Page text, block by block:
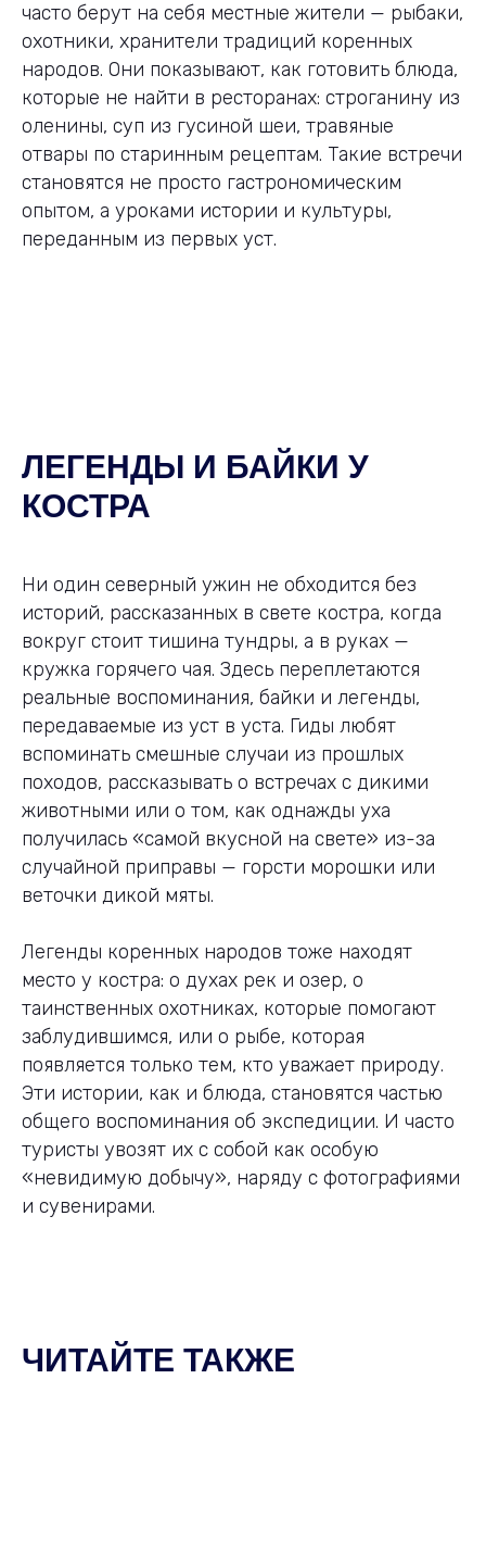
часто берут на себя местные жители — рыбаки,
охотники, хранители традиций коренных
народов. Они показывают, как готовить блюда,
которые не найти в ресторанах: строганину из
оленины, суп из гусиной шеи, травяные
отвары по старинным рецептам. Такие встречи
становятся не просто гастрономическим
опытом, а уроками истории и культуры,
переданным из первых уст.
ЛЕГЕНДЫ И БАЙКИ У
КОСТРА
Ни один северный ужин не обходится без
историй, рассказанных в свете костра, когда
вокруг стоит тишина тундры, а в руках —
кружка горячего чая. Здесь переплетаются
реальные воспоминания, байки и легенды,
передаваемые из уст в уста. Гиды любят
вспоминать смешные случаи из прошлых
походов, рассказывать о встречах с дикими
животными или о том, как однажды уха
получилась «самой вкусной на свете» из-за
случайной приправы — горсти морошки или
веточки дикой мяты.
Легенды коренных народов тоже находят
место у костра: о духах рек и озер, о
таинственных охотниках, которые помогают
заблудившимся, или о рыбе, которая
появляется только тем, кто уважает природу.
Эти истории, как и блюда, становятся частью
общего воспоминания об экспедиции. И часто
туристы увозят их с собой как особую
«невидимую добычу», наряду с фотографиями
и сувенирами.
ЧИТАЙТЕ ТАКЖЕ